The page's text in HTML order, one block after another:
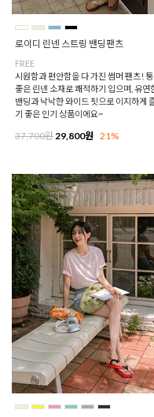
로이디 린넨 스트링 밴딩팬츠
FREE
시원함과 편안함을 다 가진 썸머 팬츠!
좋은 린넨 소재로 쾌적하기 입으며, 유연
밴딩과 낙낙한 와이드 핏으로 이지하게
기 좋은 인기 상품이에요~
37,700원29,800원 21%